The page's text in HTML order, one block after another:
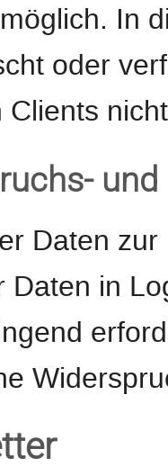
In
oder
Daten
Daten in